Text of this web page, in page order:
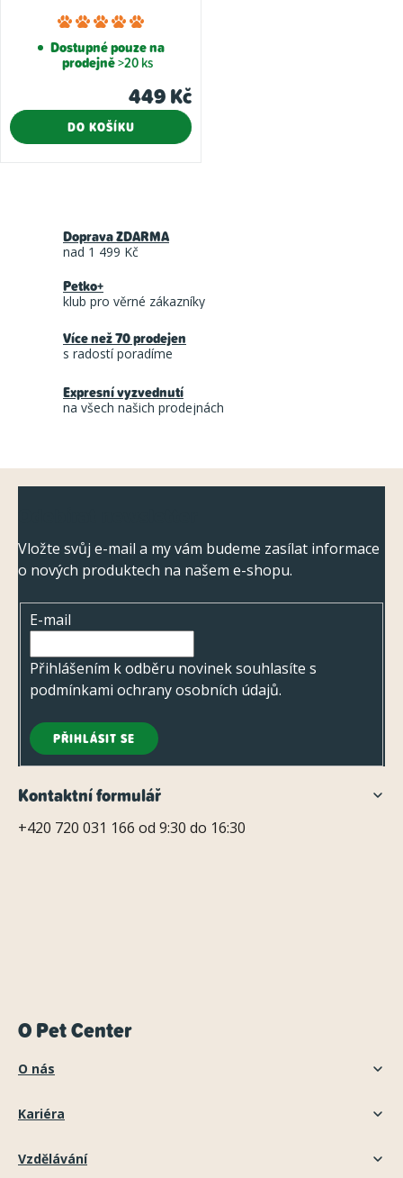
Průměrné
hodnocení
produktu
je
5,0
Dostupné pouze na
prodejně>20 ks
449 Kč
DO KOŠÍKU
d
p
r
k
ý
p
i
Doprava ZDARMA
nad 1 499 Kč
Petko+
klub pro věrné zákazníky
Více než 70 prodejen
s radostí poradíme
Expresní vyzvednutí
na všech našich prodejnách
Vložte svůj e-mail a my vám budeme zasílat informace
o nových produktech na našem e-shopu.
E-mail
Přihlášením k odběru novinek souhlasíte s
podmínkami ochrany osobních údajů.
PŘIHLÁSIT SE
Kontaktní formulář
+420 720 031 166 od 9:30 do 16:30
O Pet Center
O nás
Kariéra
Vzdělávání